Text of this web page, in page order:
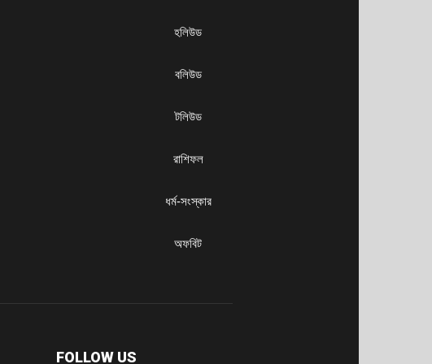
হলিউড
বলিউড
টলিউড
রাশিফল
ধৰ্ম-সংস্কার
অফবিট
FOLLOW US